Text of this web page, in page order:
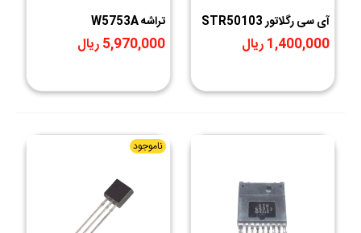
آی سی رگلاتور STR50103
1,400,000 ریال
تراشه W5753A
5,970,000 ریال
ناموجود